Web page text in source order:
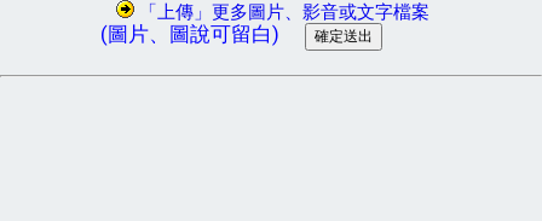
「上傳」更多圖片、影音或文字檔案
(圖片、圖說可留白)